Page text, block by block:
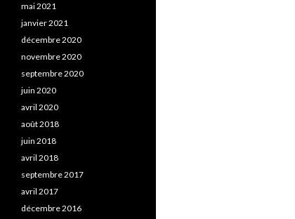
mai 2021
janvier 2021
décembre 2020
novembre 2020
septembre 2020
juin 2020
avril 2020
août 2018
juin 2018
avril 2018
septembre 2017
avril 2017
décembre 2016